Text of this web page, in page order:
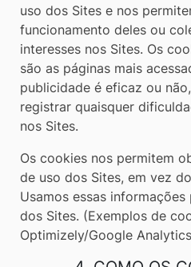
uso dos Sites e nos
funcionamento deles ou
interesses nos Sites. Os
são as páginas mais
publicidade é eficaz ou
registrar quaisquer
nos Sites.
Os cookies nos permitem
de uso dos Sites, em vez
Usamos essas
dos Sites. (Exemplos de
Optimizely/Google